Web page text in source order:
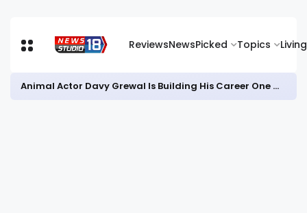
ReviewsNewsPicked Topics Living
जिला में गरिमापूर्ण तरीके से मनाया जाएगा ‘हर घर तिरंगा’ अभियान और विभाजन विभीषिका स्मृति दिवस : डीसी आयुष सिन्हा